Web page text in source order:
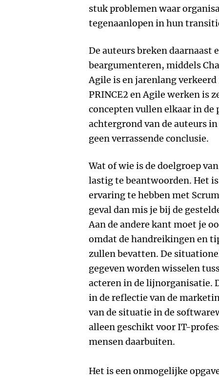
stuk problemen waar
tegenaanlopen in hun
De auteurs breken daarnaast
beargumenteren, middels
Agile is en jarenlang
PRINCE2 en Agile werken is
concepten vullen elkaar in de
achtergrond van de auteurs
geen verrassende conclusie.
Wat of wie is de doelgroep
lastig te beantwoorden. Het
ervaring te hebben met
geval dan mis je bij de
Aan de andere kant moet je
omdat de handreikingen en
zullen bevatten. De
gegeven worden wisselen
acteren in de lijnorganisatie.
in de reflectie van de
van de situatie in de
alleen geschikt voor IT-
mensen daarbuiten.
Het is een onmogelijke